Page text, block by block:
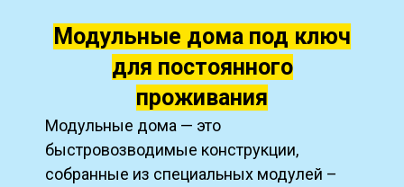
Модульные дома под ключ
для постоянного
проживания
Модульные дома — это
быстровозводимые конструкции,
собранные из специальных модулей –